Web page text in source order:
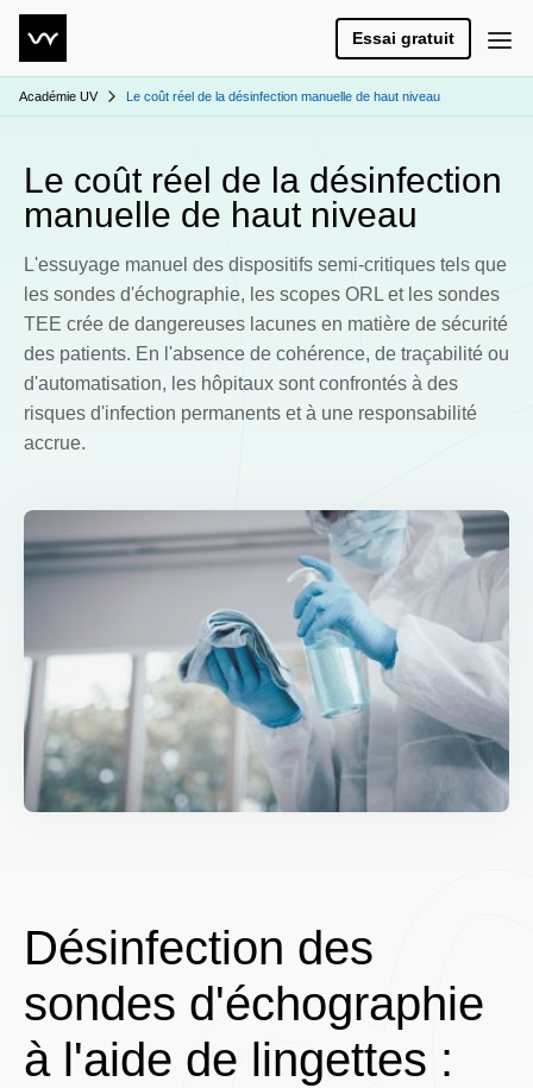
Essai gratuit
Académie UV Le coût réel de la désinfection manuelle de haut niveau
Le coût réel de la désinfection
manuelle de haut niveau
L'essuyage manuel des dispositifs semi-critiques tels que
les sondes d'échographie, les scopes ORL et les sondes
TEE crée de dangereuses lacunes en matière de sécurité
des patients. En l'absence de cohérence, de traçabilité ou
d'automatisation, les hôpitaux sont confrontés à des
risques d'infection permanents et à une responsabilité
accrue.
Désinfection des
sondes d'échographie
à l'aide de lingettes :